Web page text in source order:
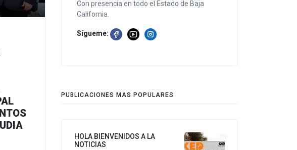
Con presencia en todo el Estado de Baja
California.
Sígueme:
PUBLICACIONES MAS POPULARES
HOLA BIENVENIDOS A LA
NOTICIAS